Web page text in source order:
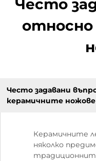
Често
Често задавани
керамичните ножове
Керамичните
няколко